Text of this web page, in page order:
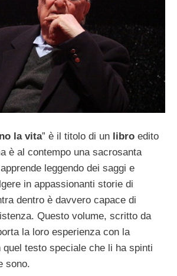
la vita” è il titolo di un libro edito
è al contempo una sacrosanta
leggendo dei saggi e
in appassionanti storie di
dentro è davvero capace di
Questo volume, scritto da
la loro esperienza con la
testo speciale che li ha spinti
sono.